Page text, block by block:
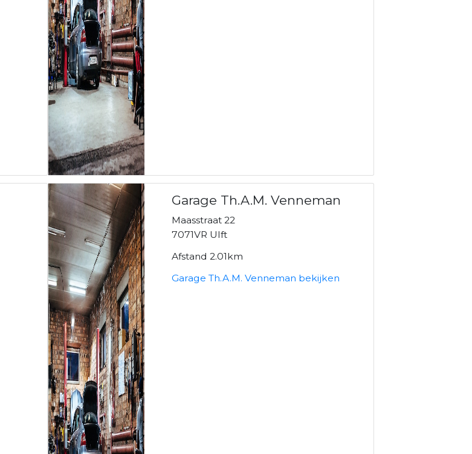
Garage Th.A.M. Venneman
Maasstraat 22
7071VR Ulft
Afstand 2.01km
Garage Th.A.M. Venneman bekijken